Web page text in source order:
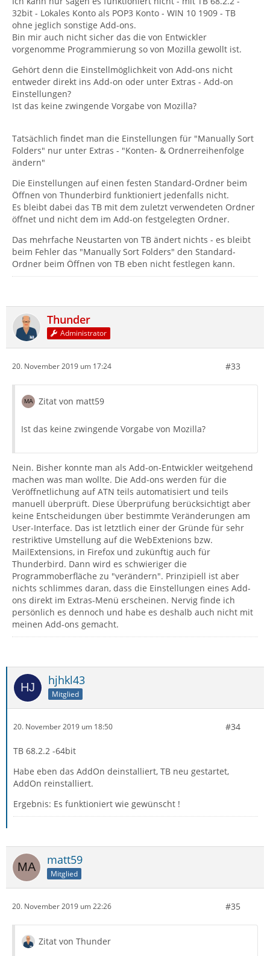
32bit - Lokales Konto als POP3 Konto - WIN 10 1909 - TB
ohne jeglich sonstige Add-ons.
Bin mir auch nicht sicher das die von Entwickler
vorgenomme Programmierung so von Mozilla gewollt ist.
Gehört denn die Einstellmöglichkeit von Add-ons nicht
entweder direkt ins Add-on oder unter Extras - Add-on
Einstellungen?
Ist das keine zwingende Vorgabe von Mozilla?
Tatsächlich findet man die Einstellungen für "Manually Sort
Folders" nur unter Extras - "Konten- & Ordnerreihenfolge
ändern"
Die Einstellungen auf einen festen Standard-Ordner beim
Öffnen von Thunderbird funktioniert jedenfalls nicht.
Es bleibt dabei das TB mit dem zuletzt verwendeten Ordner
öffnet und nicht dem im Add-on festgelegten Ordner.
Das mehrfache Neustarten von TB ändert nichts - es bleibt
beim Fehler das "Manually Sort Folders" den Standard-
Ordner beim Öffnen von TB eben nicht festlegen kann.
Thunder
Administrator
20. November 2019 um 17:24 #33
Zitat von matt59
Ist das keine zwingende Vorgabe von Mozilla?
Nein. Bisher konnte man als Add-on-Entwickler weitgehend
machen was man wollte. Die Add-ons werden für die
Veröffnetlichung auf ATN teils automatisiert und teils
manuell überprüft. Diese Überprüfung berücksichtigt aber
keine Entscheidungen über bestimmte Veränderungen am
User-Interface. Das ist letztlich einer der Gründe für sehr
restriktive Umstellung auf die WebExtenions bzw.
MailExtensions, in Firefox und zukünftig auch für
Thunderbird. Dann wird es schwieriger die
Programmoberfläche zu "verändern". Prinzipiell ist aber
nichts schlimmes daran, dass die Einstellungen eines Add-
ons direkt im Extras-Menü erscheinen. Nervig finde ich
persönlich es dennoch und habe es deshalb auch nicht mit
meinen Add-ons gemacht.
hjhkl43
Mitglied
20. November 2019 um 18:50 #34
TB 68.2.2 -64bit
Habe eben das AddOn deinstalliert, TB neu gestartet,
AddOn reinstalliert.
Ergebnis: Es funktioniert wie gewünscht !
matt59
Mitglied
20. November 2019 um 22:26 #35
Zitat von Thunder